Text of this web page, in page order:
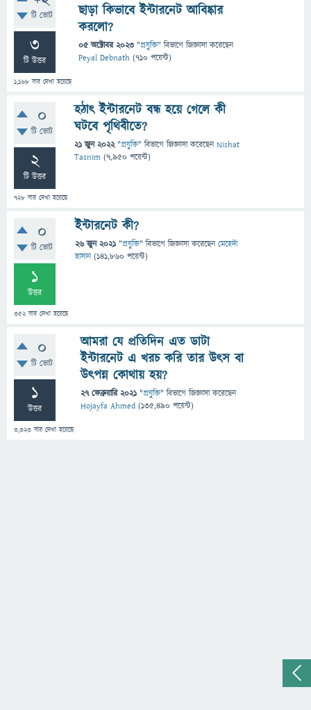
টি ভোট
3
টি উত্তর
1,168 বার দেখা হয়েছে
ছাড়া কিভাবে ইন্টারনেট আবিষ্কার
করলো?
05 অক্টোবর 2023 "প্রযুক্তি" বিভাগে জিজ্ঞাসাকরেছেন
Peyal Debnath (710 পয়েন্ট)
0
টি ভোট
2
টি উত্তর
728 বার দেখা হয়েছে
হঠাৎ ইন্টারনেট বন্ধ হয়ে গেলে কী
ঘটবে পৃথিবীতে?
21 জুন 2022 "প্রযুক্তি" বিভাগে জিজ্ঞাসাকরেছেনNishat
Tasnim (7,950 পয়েন্ট)
0
টি ভোট
1
উত্তর
352 বার দেখা হয়েছে
ইন্টারনেট কী?
26 জুন 2021 "প্রযুক্তি" বিভাগে জিজ্ঞাসাকরেছেনমেহেদী
হাসান (141,860 পয়েন্ট)
0
টি ভোট
1
উত্তর
3,323 বার দেখা হয়েছে
আমরা যে প্রতিদিন এত ডাটা
ইন্টারনেট এ খরচ করি তার উৎস বা
উৎপন্ন কোথায় হয়?
27 ফেব্রুয়ারি 2021 "প্রযুক্তি" বিভাগে জিজ্ঞাসাকরেছেন
Hojayfa Ahmed (135,490 পয়েন্ট)